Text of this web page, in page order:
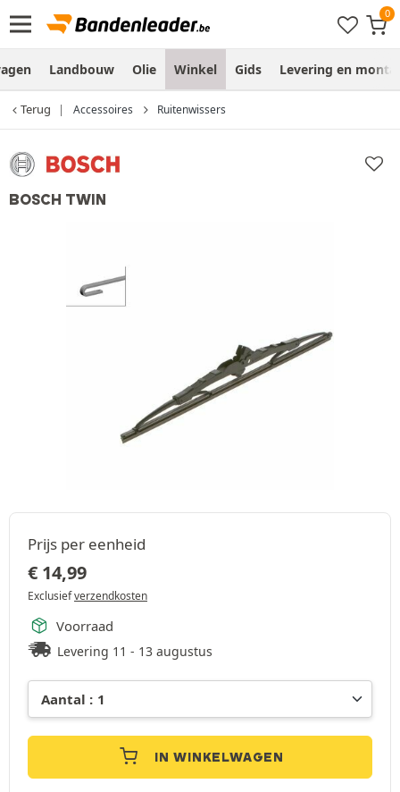
Landbouw Olie Winkel Gids Levering en
Terug Accessoires Ruitenwissers
BOSCH TWIN
Prijs per eenheid
€ 14,99
Exclusiefverzendkosten
Voorraad
Levering 11 - 13 augustus
IN WINKELWAGEN